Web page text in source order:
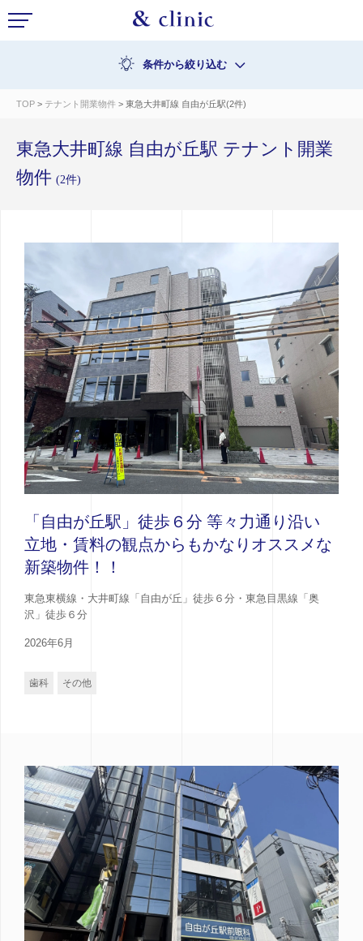
条件から絞り込む
TOP > テナント開業物件 > 東急大井町線 自由が丘駅(2件)
東急大井町線 自由が丘駅 テナント開業
物件 (2件)
「自由が丘駅」徒歩６分 等々力通り沿い
立地・賃料の観点からもかなりオススメな
新築物件！！
東急東横線・大井町線「自由が丘」徒歩６分・東急目黒線「奥
沢」徒歩６分
2026年6月
歯科 その他